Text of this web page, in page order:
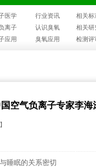
医学 行业资讯 相关标
离子 认识臭氧 相关研
应用 臭氧应用 检测评
空气负离子专家李
睡眠的关系密切